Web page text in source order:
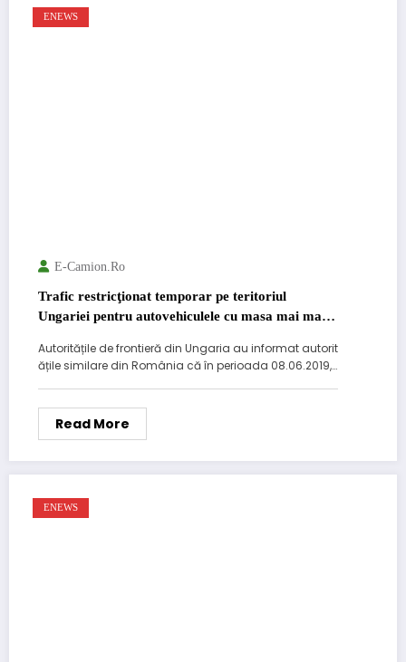
ENEWS
E-Camion.ro
Trafic restricţionat temporar pe teritoriul
Ungariei pentru autovehiculele cu masa mai mare
Autoritățile de frontieră din Ungaria au informat autorit
ățile similare din România că în perioada 08.06.2019,…
Read More
ENEWS